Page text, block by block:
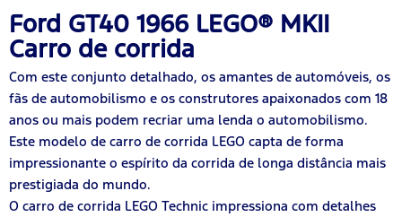
Ford GT40 1966 LEGO® MKII
Carro de corrida
Com este conjunto detalhado, os amantes de automóveis, os
fãs de automobilismo e os construtores apaixonados com 18
anos ou mais podem recriar uma lenda o automobilismo.
Este modelo de carro de corrida LEGO capta de forma
impressionante o espírito da corrida de longa distância mais
prestigiada do mundo.
O carro de corrida LEGO Technic impressiona com detalhes